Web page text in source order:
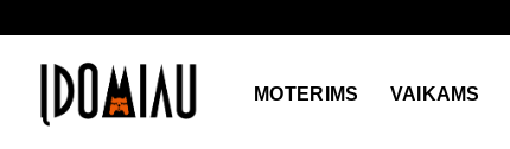
content
MOTERIMS VAIKAMS